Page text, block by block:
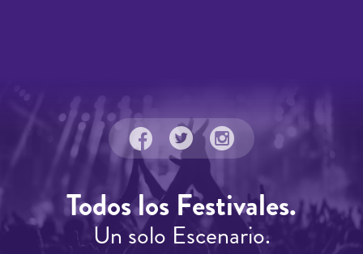
Todos los Festivales.
Un solo Escenario.